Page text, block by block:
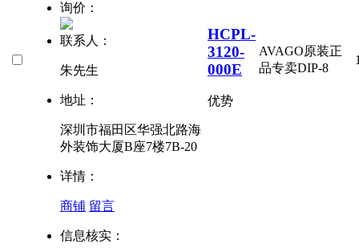
询价：
联系人：
朱先生
地址：
深圳市福田区华强北路海
外装饰大厦B座7楼7B-20
详情：
商铺 留言
信息核实：
HCPL-
3120-
000E
优势
AVAGO原装正
品专卖DIP-8